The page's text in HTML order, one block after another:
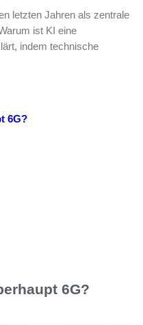
letzten Jahren als zentrale
ist KI eine
indem technische
6G?